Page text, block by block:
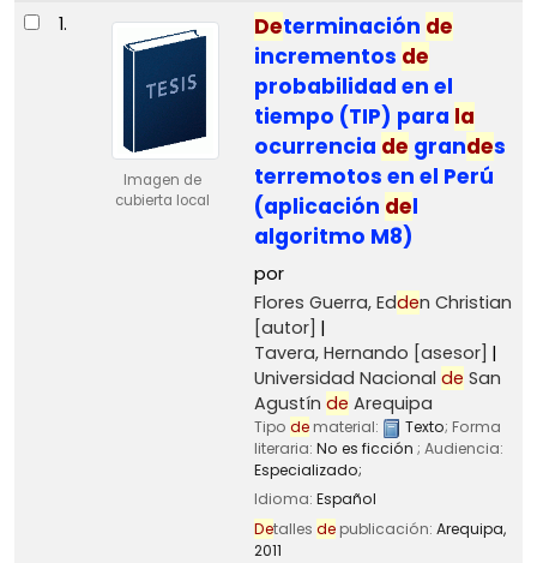
Resultados
1.
Imagen de
cubierta local
Determinación de
incrementos de
probabilidad en el
tiempo (TIP) para la
ocurrencia de grandes
terremotos en el Perú
(aplicación del
algoritmo M8)
por
Flores Guerra, Edden Christian
[autor]
Tavera, Hernando [asesor]
Universidad Nacional de San
Agustín de Arequipa
Tipo dematerial: Texto; Forma
literaria: No es ficción ; Audiencia:
Especializado;
Idioma: Español
Detalles depublicación: Arequipa,
2011